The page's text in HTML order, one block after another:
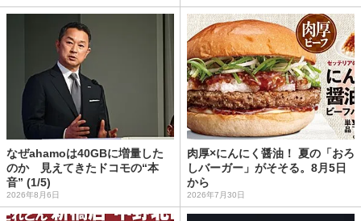
なぜahamoは40GBに増量した
のか 見えてきたドコモの“本
音” (1/5)
2026年8月6日
肉厚×にんにく醤油！ 夏の「おろ
しバーガー」がそそる。8月5日
から
2026年7月30日